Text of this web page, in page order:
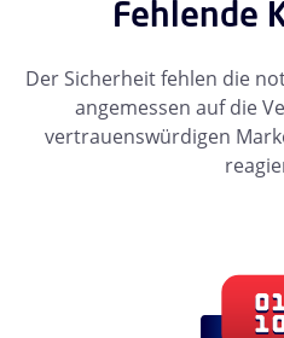
Fehlende
Der Sicherheit fehlen die
angemessen auf die
vertrauenswürdigen